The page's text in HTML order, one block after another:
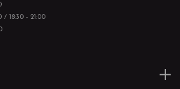
/ 18:30 - 21:00